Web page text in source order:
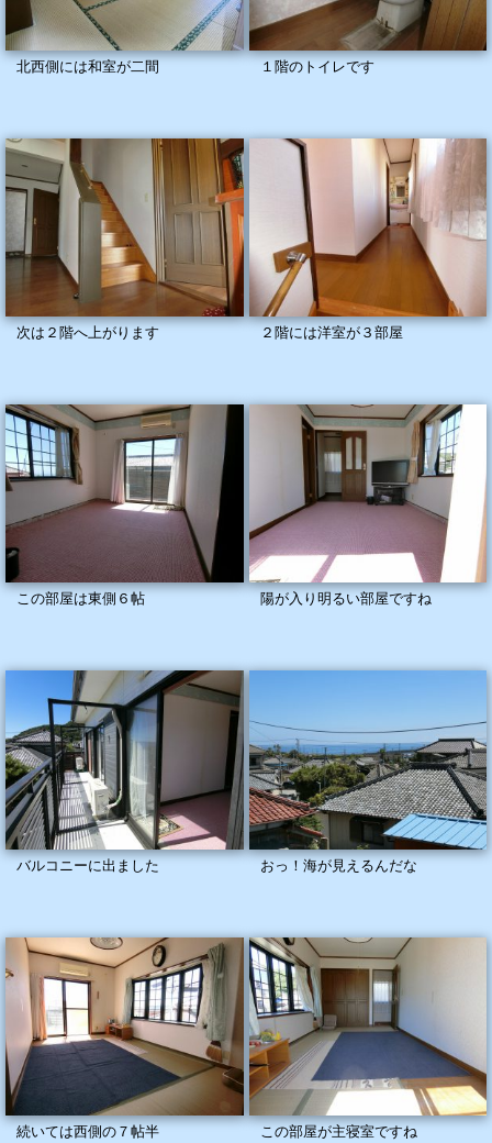
北西側には和室が二間 １階のトイレです
次は２階へ上がります ２階には洋室が３部屋
この部屋は東側６帖 陽が入り明るい部屋ですね
バルコニーに出ました おっ！海が見えるんだな
続いては西側の７帖半 この部屋が主寝室ですね